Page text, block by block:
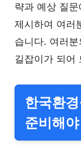
략과 예상 질
제시하여 여러
습니다. 여러
길잡이가 되어
한국환
준비해